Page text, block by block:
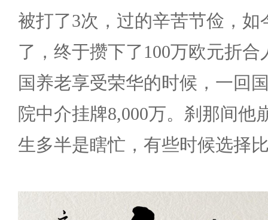
被打了3次，过的辛苦节俭，如
了，终于攒下了100万欧元折合
国养老享受荣华的时候，一回
院中介挂牌8,000万。刹那间他
生多半是瞎忙，有些时候选择